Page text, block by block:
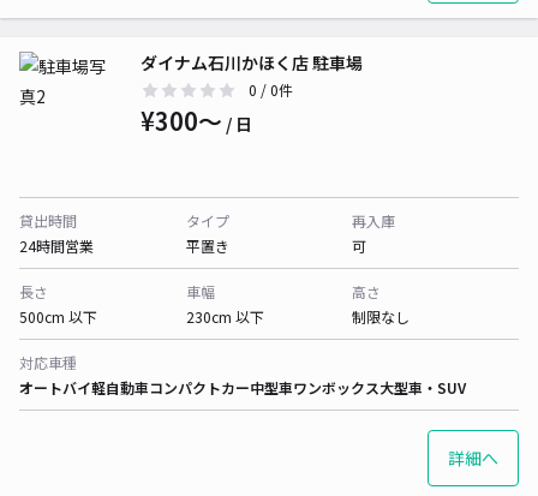
ダイナム石川かほく店 駐車場
0 / 0件
¥300〜 / 日
貸出時間
24時間営業
タイプ
平置き
再入庫
可
長さ
500cm 以下
車幅
230cm 以下
高さ
制限なし
対応車種
オートバイ軽自動車コンパクトカー中型車ワンボックス大型車・SUV
詳細へ